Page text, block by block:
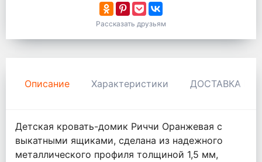
Рассказать друзьям
Описание Характеристики ДОСТАВКА И
Детская кровать-домик Риччи Оранжевая с
выкатными ящиками, сделана из надежного
металлического профиля толщиной 1,5 мм,